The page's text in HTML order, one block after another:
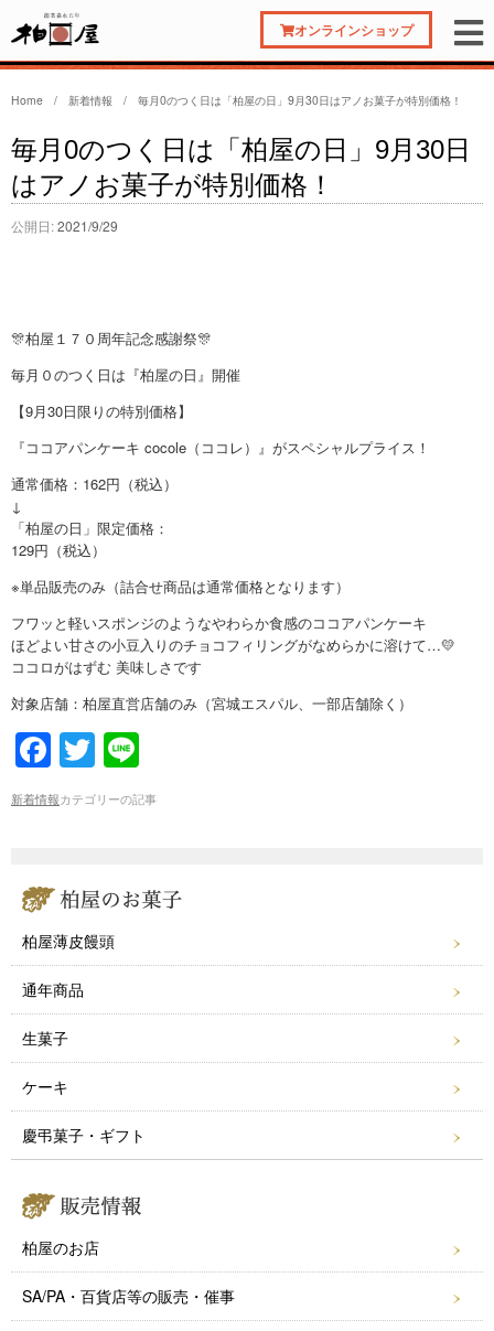
オンラインショップ
Home / 新着情報 / 毎月0のつく日は「柏屋の日」9月30日はアノお菓子が特別価格！
毎月0のつく日は「柏屋の日」9月30日
はアノお菓子が特別価格！
公開日:2021/9/29
🎊柏屋１７０周年記念感謝祭🎊
毎月０のつく日は『柏屋の日』開催
【9月30日限りの特別価格】
『ココアパンケーキ cocole（ココレ）』がスペシャルプライス！
通常価格： 162円（税込）
↓
「柏屋の日」限定価格：
129円（税込）
※単品販売のみ（詰合せ商品は通常価格となります）
フワッと軽いスポンジのようなやわらか食感のココアパンケーキ
ほどよい甘さの小豆入りのチョコフィリングがなめらかに溶けて…💛
ココロがはずむ 美味しさです
対象店舗：柏屋直営店舗のみ（宮城エスパル、一部店舗除く）
F
a
c
b
o
o
k
T
wi
tt
n
e
新着情報カテゴリーの記事
柏屋薄皮饅頭
通年商品
生菓子
ケーキ
慶弔菓子・ギフト
柏屋のお店
SA/PA・百貨店等の販売・催事